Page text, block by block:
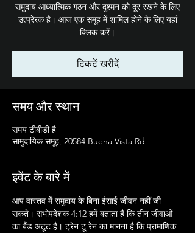
समुदाय आध्यात्मिक गठन और दुश्मन को दूर रखने के लिए
उत्प्रेरक है। आज एक समूह में शामिल होने के लिए यहां
क्लिक करें।
टिकटें खरीदें
समय और स्थान
समय टीबीडी है
सामुदायिक समूह, 20584 Buena Vista Rd
इवेंट के बारे में
आप वास्तव में समुदाय के बिना ईसाई जीवन नहीं जी
सकते। सभोपदेशक 4:12 हमें बताता है कि तीन जीवाओं
का बैंड अटूट है। ट्रेन टू रेन का मानना है कि प्रामाणिक